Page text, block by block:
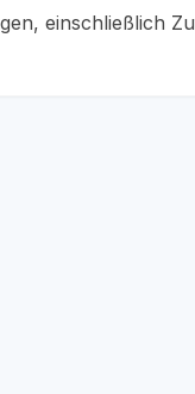
einschließlich